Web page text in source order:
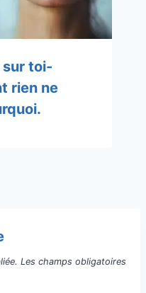
sur toi-
rien ne
Les champs obligatoires